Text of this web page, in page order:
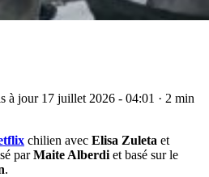
à jour 17 juillet 2026 - 04:01 · 2 min
chilien avec Elisa Zuleta et
parMaite Alberdi et basé sur le
.